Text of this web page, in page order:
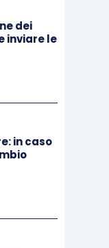
dei
inviare le
in caso